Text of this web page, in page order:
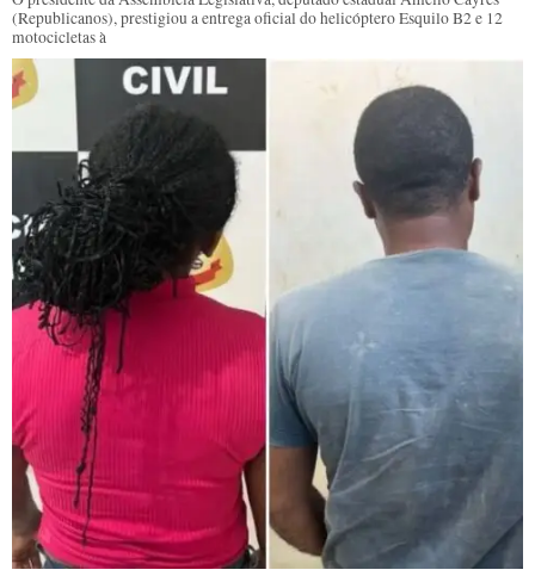
(Republicanos), prestigiou a entrega oficial do helicóptero Esquilo B2 e 12
motocicletas à